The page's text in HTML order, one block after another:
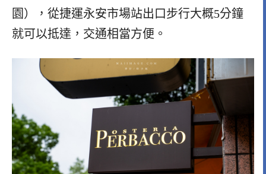
園），從捷運永安市場站出口步行大概5分鐘
就可以抵達，交通相當方便。